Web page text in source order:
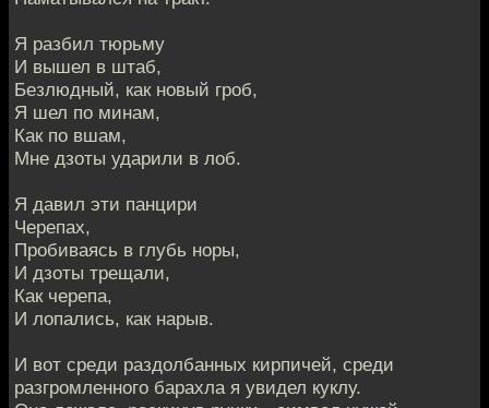
Я разбил тюрьму
И вышел в штаб,
Безлюдный, как новый гроб,
Я шел по минам,
Как по вшам,
Мне дзоты ударили в лоб.
Я давил эти панцири
Черепах,
Пробиваясь в глубь норы,
И дзоты трещали,
Как черепа,
И лопались, как нарыв.
И вот среди раздолбанных кирпичей, среди
разгромленного барахла я увидел куклу.